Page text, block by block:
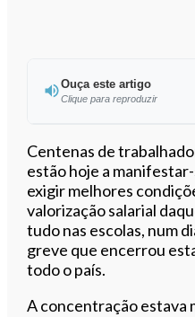
Ouça este artigo
Clique para reproduzir
Ouvir
Centenas de
estão hoje a
exigir melhores
valorização salarial
tudo nas escolas, num
greve que encerrou
todo o país.
A concentração estava